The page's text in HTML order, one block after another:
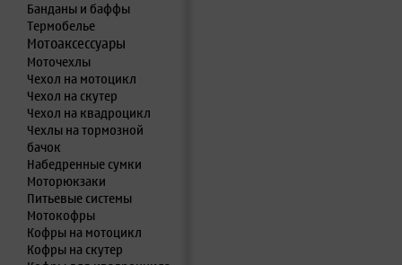
Банданы и баффы
Термобелье
Мотоаксессуары
Моточехлы
Чехол на мотоцикл
Чехол на скутер
Чехол на квадроцикл
Чехлы на тормозной
бачок
Набедренные сумки
Моторюкзаки
Питьевые системы
Мотокофры
Кофры на мотоцикл
Кофры на скутер